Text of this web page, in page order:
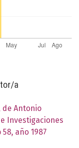
a
de Antonio
Investigaciones
año 1987